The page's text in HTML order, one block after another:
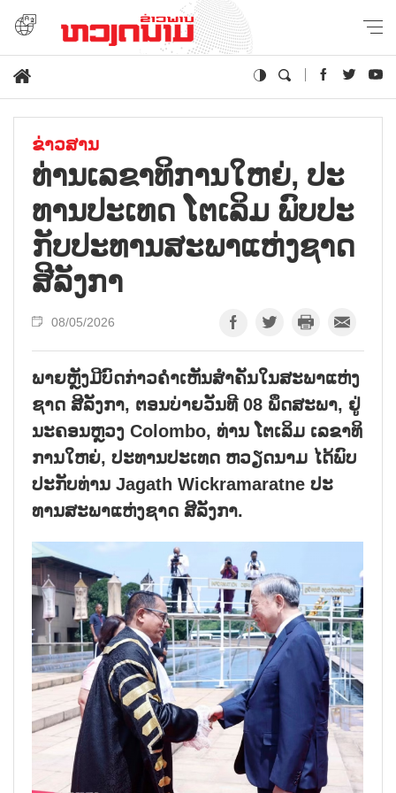
ຂ່າວສານ
ທ່ານ​ເລ​ຂ​າ​ທິ​ການ​ໃຫຍ່, ປະ​
ທານ​ປະ​ເທດ ໂຕ​ເລິມ ພົບ​ປະ​
ກັບປະ​ທານ​ສະ​ພາ​ແຫ່ງ​ຊາດ
ສີ​ລັງ​ກາ
08/05/2026
ພາຍຫຼັງ​ມີ​ບົດ​ກ່າວ​ຄຳ​ເຫັນ​ສຳ​ຄັນ​ໃນ​ສະ​ພາ​ແຫ່ງ​
ຊາດ ສີ​ລັງ​ກາ, ຕອນ​ບ່າຍ​ວັນ​ທີ 08 ພຶດ​ສະ​ພາ, ຢູ່​
ນະ​ຄອນຫຼວງ Colombo, ທ່ານ ໂຕ​ເລິມ ​ເລ​ຂາ​ທິ​
ການ​ໃຫຍ່, ປະ​ທານ​ປະ​ເທດ ຫວຽດ​ນາມ ໄດ້​ພົບ​
ປະ​ກັບ​​ທ່ານ Jagath Wickramaratne ​ປະ​
ທານ​ສະ​ພາ​ແຫ່ງ​ຊາດ ສີ​ລັງ​ກາ.